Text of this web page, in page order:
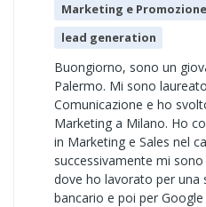
Marketing e Promozione
lead generation
Buongiorno, sono un
Palermo. Mi sono
Comunicazione e ho
Marketing a Milano. Ho
in Marketing e Sales nel
successivamente mi
dove ho lavorato per una
bancario e poi per